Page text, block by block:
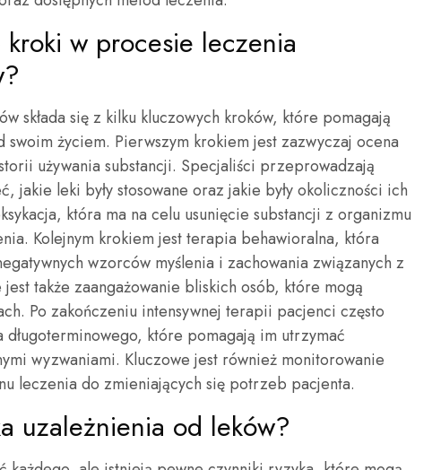
kroki w procesie leczenia
składa się z kilku kluczowych kroków, które pomagają
życiem. Pierwszym krokiem jest zazwyczaj ocena
używania substancji. Specjaliści przeprowadzają
jakie leki były stosowane oraz jakie były okoliczności ich
która ma na celu usunięcie substancji z organizmu
Kolejnym krokiem jest terapia behawioralna, która
wzorców myślenia i zachowania związanych z
także zaangażowanie bliskich osób, które mogą
Po zakończeniu intensywnej terapii pacjenci często
które pomagają im utrzymać
wyzwaniami. Kluczowe jest również monitorowanie
leczenia do zmieniających się potrzeb pacjenta.
uzależnienia od leków?